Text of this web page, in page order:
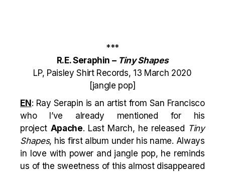
***
R.E. Seraphin – Tiny Shapes
LP, Paisley Shirt Records, 13 March 2020
[jangle pop]
EN: Ray Serapin is an artist from San Francisco
who I’ve already mentioned for his
project Apache. Last March, he released Tiny
Shapes, his first album under his name. Always
in love with power and jangle pop, he reminds
us of the sweetness of this almost disappeared